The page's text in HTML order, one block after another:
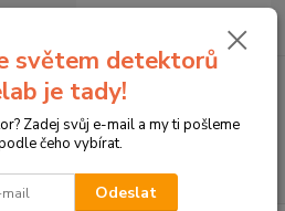
0 Kč
světem detektorů
je tady!
Zadej svůj e-mail a my ti pošleme
čeho vybírat.
Odeslat